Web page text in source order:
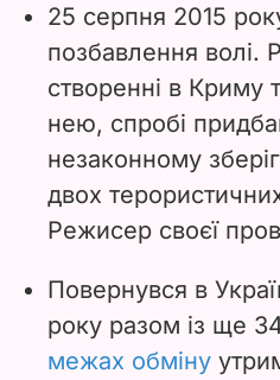
25 серпня 2015
позбавлення волі.
створенні в Криму
нею, спробі
незаконному
двох
Режисер своєї
Повернувся в
року разом із ще
межах обміну